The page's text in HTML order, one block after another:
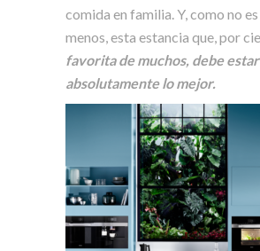
comida en familia. Y, como no
menos, esta estancia que, por
favorita de muchos, debe
absolutamente lo mejor.